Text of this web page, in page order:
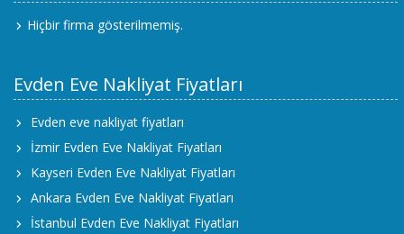
Hiçbir firma gösterilmemiş.
Evden Eve Nakliyat Fiyatları
Evden eve nakliyat fiyatları
İzmir Evden Eve Nakliyat Fiyatları
Kayseri Evden Eve Nakliyat Fiyatları
Ankara Evden Eve Nakliyat Fiyatları
İstanbul Evden Eve Nakliyat Fiyatları